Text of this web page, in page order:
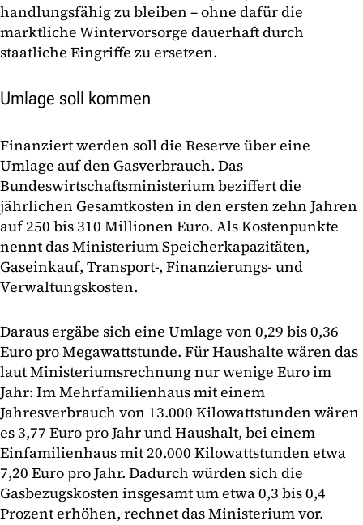
handlungsfähig zu bleiben – ohne dafür die
marktliche Wintervorsorge dauerhaft durch
staatliche Eingriffe zu ersetzen.
Umlage soll kommen
Finanziert werden soll die Reserve über eine
Umlage auf den Gasverbrauch. Das
Bundeswirtschaftsministerium beziffert die
jährlichen Gesamtkosten in den ersten zehn Jahren
auf 250 bis 310 Millionen Euro. Als Kostenpunkte
nennt das Ministerium Speicherkapazitäten,
Gaseinkauf, Transport-, Finanzierungs- und
Verwaltungskosten.
Daraus ergäbe sich eine Umlage von 0,29 bis 0,36
Euro pro Megawattstunde. Für Haushalte wären das
laut Ministeriumsrechnung nur wenige Euro im
Jahr: Im Mehrfamilienhaus mit einem
Jahresverbrauch von 13.000 Kilowattstunden wären
es 3,77 Euro pro Jahr und Haushalt, bei einem
Einfamilienhaus mit 20.000 Kilowattstunden etwa
7,20 Euro pro Jahr. Dadurch würden sich die
Gasbezugskosten insgesamt um etwa 0,3 bis 0,4
Prozent erhöhen, rechnet das Ministerium vor.